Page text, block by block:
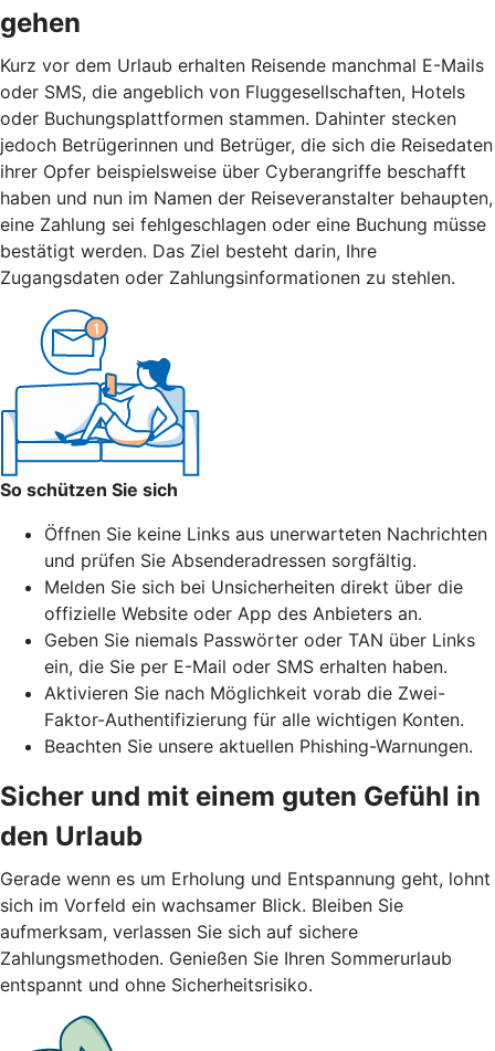
gehen
Kurz vor dem Urlaub erhalten Reisende manchmal E-Mails
oder SMS, die angeblich von Fluggesellschaften, Hotels
oder Buchungsplattformen stammen. Dahinter stecken
jedoch Betrügerinnen und Betrüger, die sich die Reisedaten
ihrer Opfer beispielsweise über Cyberangriffe beschafft
haben und nun im Namen der Reiseveranstalter behaupten,
eine Zahlung sei fehlgeschlagen oder eine Buchung müsse
bestätigt werden. Das Ziel besteht darin, Ihre
Zugangsdaten oder Zahlungsinformationen zu stehlen.
So schützen Sie sich
Öffnen Sie keine Links aus unerwarteten Nachrichten
und prüfen Sie Absenderadressen sorgfältig.
Melden Sie sich bei Unsicherheiten direkt über die
offizielle Website oder App des Anbieters an.
Geben Sie niemals Passwörter oder TAN über Links
ein, die Sie per E-Mail oder SMS erhalten haben.
Aktivieren Sie nach Möglichkeit vorab die Zwei-
Faktor-Authentifizierung für alle wichtigen Konten.
Beachten Sie unsere aktuellen Phishing-Warnungen.
Sicher und mit einem guten Gefühl in
den Urlaub
Gerade wenn es um Erholung und Entspannung geht, lohnt
sich im Vorfeld ein wachsamer Blick. Bleiben Sie
aufmerksam, verlassen Sie sich auf sichere
Zahlungsmethoden. Genießen Sie Ihren Sommerurlaub
entspannt und ohne Sicherheitsrisiko.